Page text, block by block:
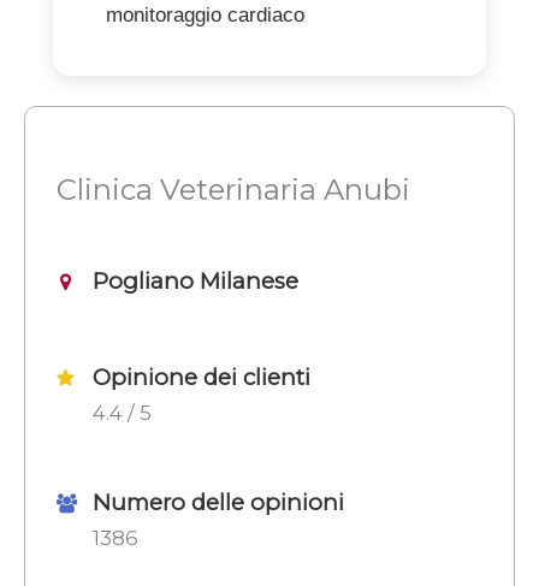
monitoraggio cardiaco
Clinica Veterinaria Anubi
Pogliano Milanese
Opinione dei clienti
4.4 / 5
Numero delle opinioni
1386